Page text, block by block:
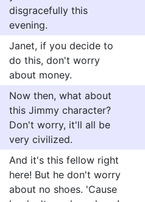
disgracefully this
evening.
Janet, if you decide to
do this, don't worry
about money.
Now then, what about
this Jimmy character?
Don't worry, it'll all be
very civilized.
And it's this fellow right
here! But he don't worry
about no shoes. 'Cause